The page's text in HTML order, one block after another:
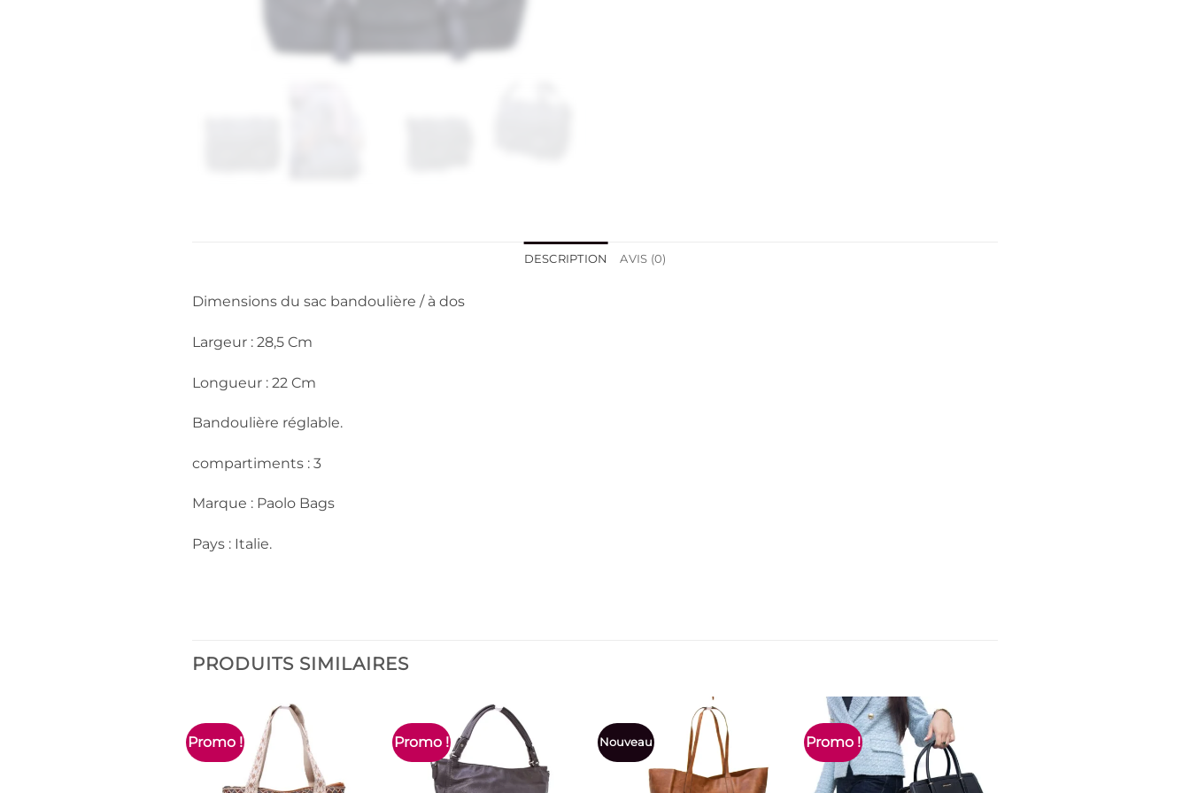
DESCRIPTION AVIS (0)
Dimensions du sac bandoulière / à dos
Largeur : 28,5 Cm
Longueur : 22 Cm
Bandoulière réglable.
compartiments : 3
Marque : Paolo Bags
Pays : Italie.
PRODUITS SIMILAIRES
Promo ! Promo ! Nouveau Promo !